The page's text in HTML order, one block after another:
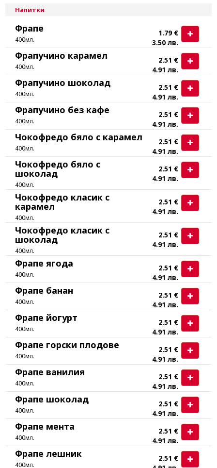
Напитки
Фрапе
400мл.
1.79 €
3.50 лв.
Фрапучино карамел
400мл.
2.51 €
4.91 лв.
Фрапучино шоколад
400мл.
2.51 €
4.91 лв.
Фрапучино без кафе
400мл.
2.51 €
4.91 лв.
Чокофредо бяло с карамел
400мл.
2.51 €
4.91 лв.
Чокофредо бяло с
шоколад
400мл.
2.51 €
4.91 лв.
Чокофредо класик с
карамел
400мл.
2.51 €
4.91 лв.
Чокофредо класик с
шоколад
400мл.
2.51 €
4.91 лв.
Фрапе ягода
400мл.
2.51 €
4.91 лв.
Фрапе банан
400мл.
2.51 €
4.91 лв.
Фрапе йогурт
400мл.
2.51 €
4.91 лв.
Фрапе горски плодове
400мл.
2.51 €
4.91 лв.
Фрапе ванилия
400мл.
2.51 €
4.91 лв.
Фрапе шоколад
400мл.
2.51 €
4.91 лв.
Фрапе мента
400мл.
2.51 €
4.91 лв.
Фрапе лешник
400мл.
2.51 €